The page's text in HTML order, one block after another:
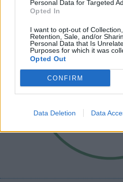
Personal Data for Targeted
Opted In
I want to opt-out of Collection,
Retention, Sale, and/or
Personal Data that Is
Purposes for which it was
Opted Out
CONFIRM
Data Deletion Data